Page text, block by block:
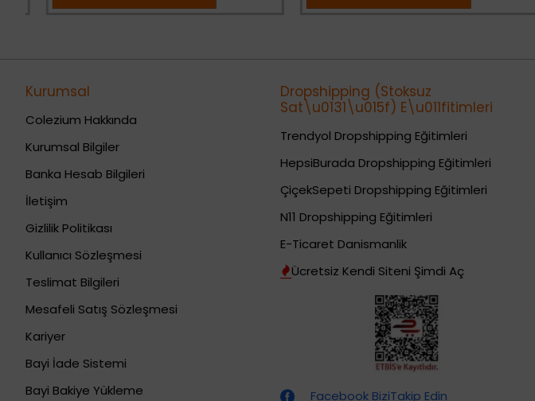
Kurumsal
Colezium Hakkında
Kurumsal Bilgiler
Banka Hesab Bilgileri
İletişim
Gizlilik Politikası
Kullanıcı Sözleşmesi
Teslimat Bilgileri
Mesafeli Satış Sözleşmesi
Kariyer
Bayi İade Sistemi
Bayi Bakiye Yükleme
Dropshipping (Stoksuz
Sat\u0131\u015f) E\u011fitimleri
Trendyol Dropshipping Eğitimleri
HepsiBurada Dropshipping Eğitimleri
ÇiçekSepeti Dropshipping Eğitimleri
N11 Dropshipping Eğitimleri
E-Ticaret Danismanlik
Ücretsiz Kendi Siteni Şimdi Aç
Facebook BiziTakip Edin